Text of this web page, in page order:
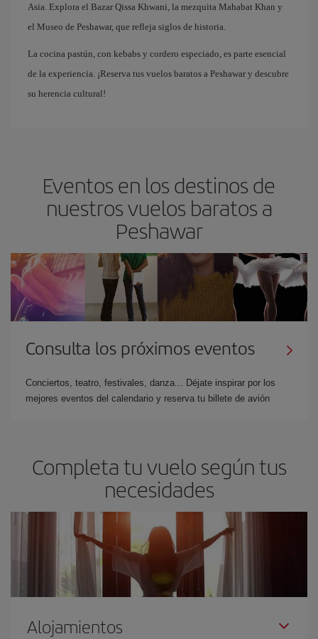
Asia. Explora el Bazar Qissa Khwani, la mezquita Mahabat Khan y
el Museo de Peshawar, que refleja siglos de historia.
La cocina pastún, con kebabs y cordero especiado, es parte esencial
de la experiencia. ¡Reserva tus vuelos baratos a Peshawar y descubre
su herencia cultural!
Eventos en los destinos de
nuestros vuelos baratos a
Peshawar
Consulta los próximos eventos
Conciertos, teatro, festivales, danza... Déjate inspirar por los
mejores eventos del calendario y reserva tu billete de avión
Completa tu vuelo según tus
necesidades
Alojamientos